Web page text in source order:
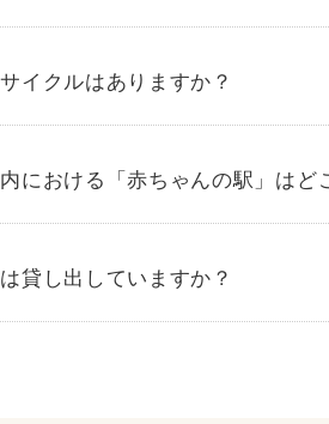
イクルはありますか？
間 9時～17時
における「赤ちゃんの駅」はど
貸し出していますか？